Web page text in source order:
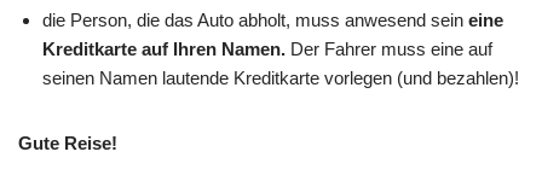
die Person, die das Auto abholt, muss anwesend sein eine
Kreditkarte auf Ihren Namen. Der Fahrer muss eine auf
seinen Namen lautende Kreditkarte vorlegen (und bezahlen)!
Gute Reise!